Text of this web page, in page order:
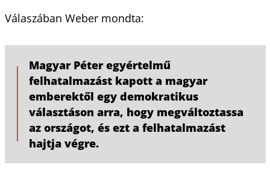
Válaszában Weber mondta:
Magyar Péter egyértelmű
felhatalmazást kapott a magyar
emberektől egy demokratikus
választáson arra, hogy megváltoztassa
az országot, és ezt a felhatalmazást
hajtja végre.